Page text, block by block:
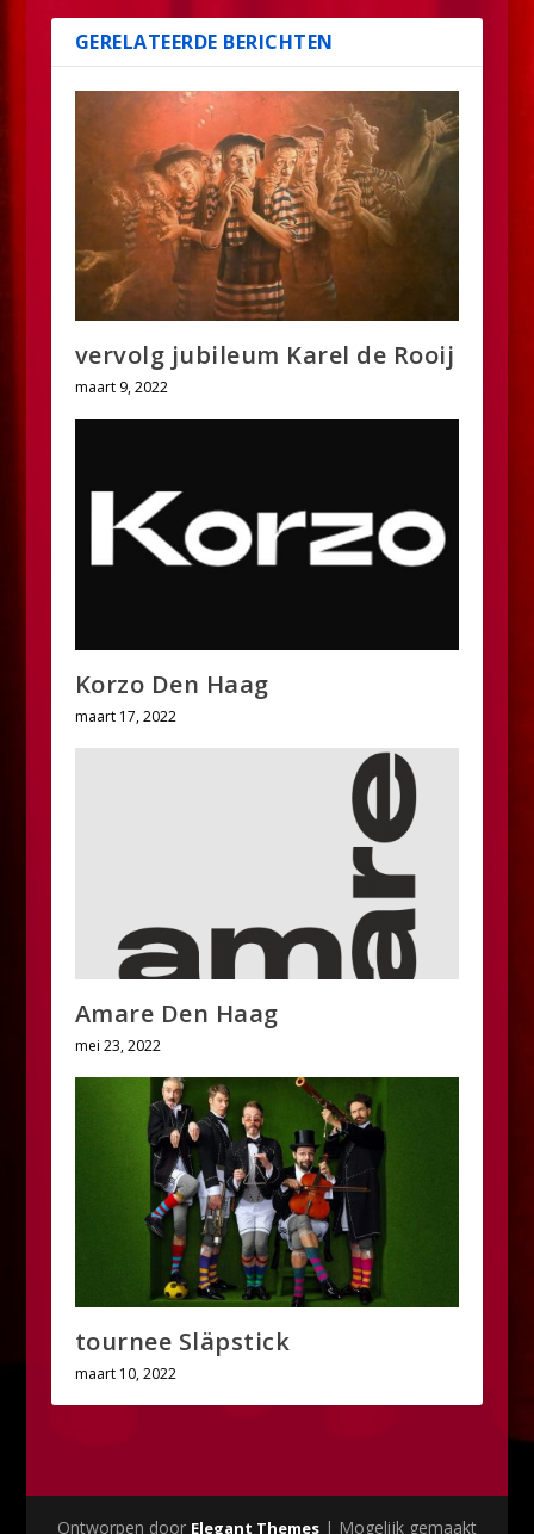
GERELATEERDE BERICHTEN
vervolg jubileum Karel de Rooij
maart 9, 2022
Korzo Den Haag
maart 17, 2022
Amare Den Haag
mei 23, 2022
tournee Släpstick
maart 10, 2022
Ontworpen door Elegant Themes| Mogelijk gemaakt